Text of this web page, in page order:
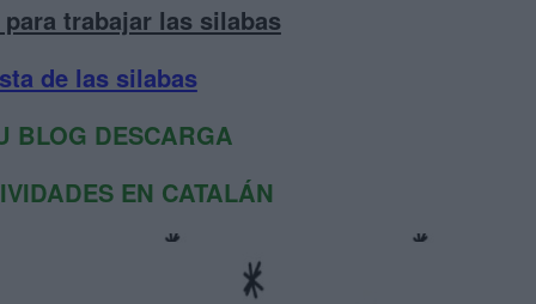
trabajar las silabas
de las silabas
BLOG DESCARGA
EN CATALÁN